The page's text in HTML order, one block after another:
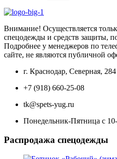
Внимание! Осуществляется
спецодежды и средств защиты,
Подробнее у менеджеров по
сайте, не являются публичной
г. Краснодар, Северная, 284
+7 (918) 660-25-08
tk@spets-yug.ru
Понедельник-Пятница с
Распродажа спецодежды